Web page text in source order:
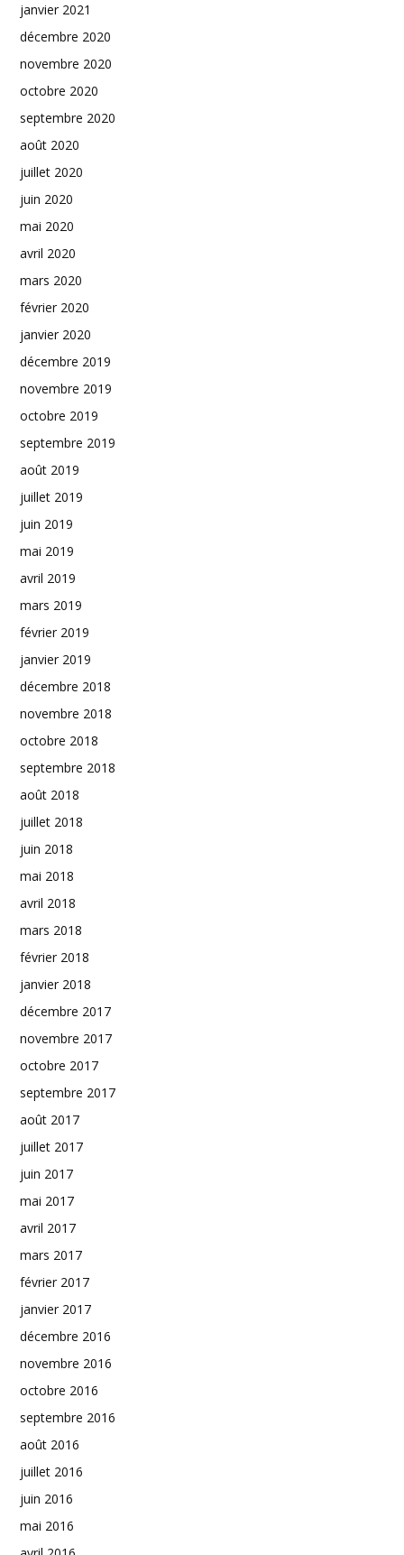
janvier 2021
décembre 2020
novembre 2020
octobre 2020
septembre 2020
août 2020
juillet 2020
juin 2020
mai 2020
avril 2020
mars 2020
février 2020
janvier 2020
décembre 2019
novembre 2019
octobre 2019
septembre 2019
août 2019
juillet 2019
juin 2019
mai 2019
avril 2019
mars 2019
février 2019
janvier 2019
décembre 2018
novembre 2018
octobre 2018
septembre 2018
août 2018
juillet 2018
juin 2018
mai 2018
avril 2018
mars 2018
février 2018
janvier 2018
décembre 2017
novembre 2017
octobre 2017
septembre 2017
août 2017
juillet 2017
juin 2017
mai 2017
avril 2017
mars 2017
février 2017
janvier 2017
décembre 2016
novembre 2016
octobre 2016
septembre 2016
août 2016
juillet 2016
juin 2016
mai 2016